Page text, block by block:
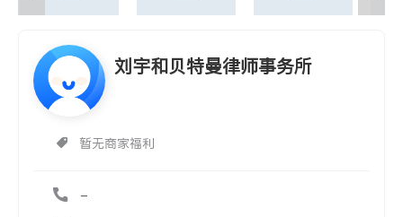
刘宇和贝特曼律师事务所
暂无商家福利
-